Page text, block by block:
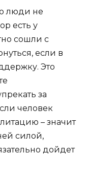
люди не
есть у
сошли с
если в
Это
за
человек
– значит
силой,
дойдет